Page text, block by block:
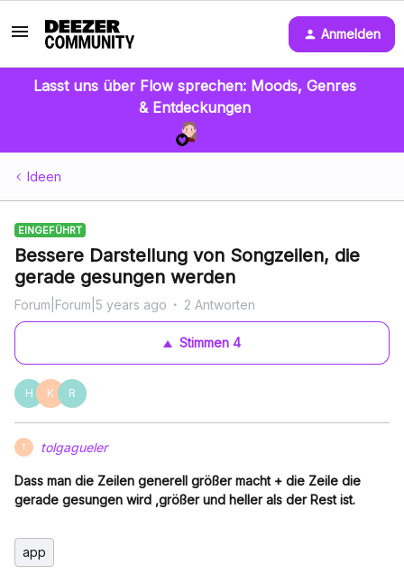
Anmelden
Lasst uns über Flow sprechen: Moods, Genres
& Entdeckungen
Ideen
EINGEFÜHRT
Bessere Darstellung von Songzeilen, die
gerade gesungen werden
Forum|Forum|5 years ago 2 Antworten
Stimmen 4
H K R
T tolgagueler
Dass man die Zeilen generell größer macht + die Zeile die
gerade gesungen wird ,größer und heller als der Rest ist.
app